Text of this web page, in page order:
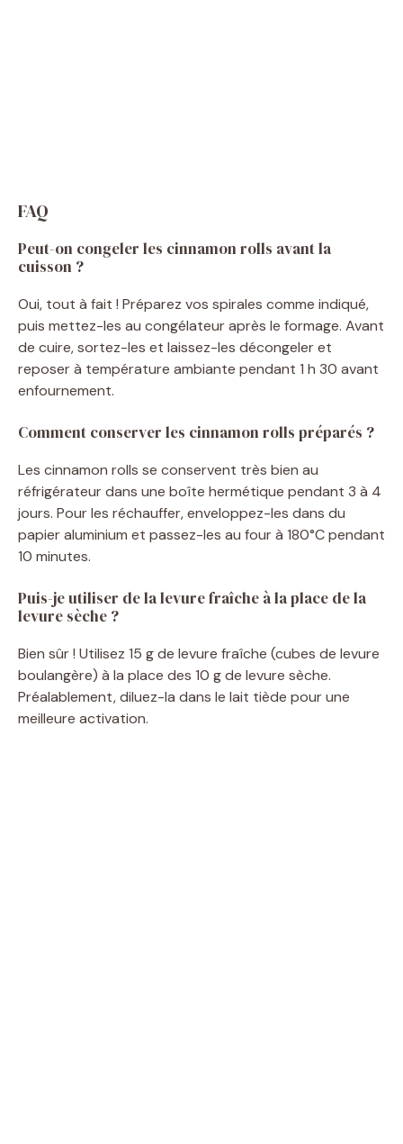
FAQ
Peut-on congeler les cinnamon rolls avant la
cuisson ?
Oui, tout à fait ! Préparez vos spirales comme indiqué,
puis mettez-les au congélateur après le formage. Avant
de cuire, sortez-les et laissez-les décongeler et
reposer à température ambiante pendant 1 h 30 avant
enfournement.
Comment conserver les cinnamon rolls préparés ?
Les cinnamon rolls se conservent très bien au
réfrigérateur dans une boîte hermétique pendant 3 à 4
jours. Pour les réchauffer, enveloppez-les dans du
papier aluminium et passez-les au four à 180°C pendant
10 minutes.
Puis-je utiliser de la levure fraîche à la place de la
levure sèche ?
Bien sûr ! Utilisez 15 g de levure fraîche (cubes de levure
boulangère) à la place des 10 g de levure sèche.
Préalablement, diluez-la dans le lait tiède pour une
meilleure activation.